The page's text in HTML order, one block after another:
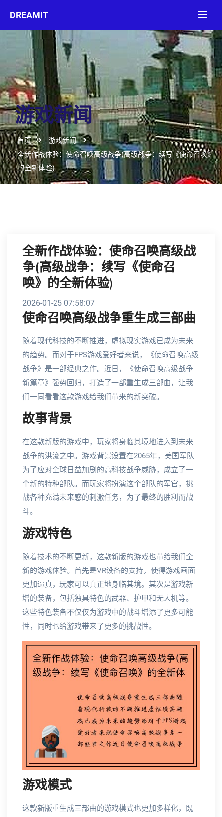
游戏新闻
首页
游戏新闻
全新作战体验：使命召唤高级战争(高级战争：续写《使命召唤》
的全新体验)
全新作战体验：使命召唤高级战
争(高级战争：续写《使命召
唤》的全新体验)
2026-01-25 07:58:07
使命召唤高级战争重生成三部曲
随着现代科技的不断推进，虚拟现实游戏已成为未来
的趋势。而对于FPS游戏爱好者来说，《使命召唤高级
战争》是一部经典之作。近日，《使命召唤高级战争
新篇章》强势回归，打造了一部重生成三部曲，让我
们一同看看这款游戏给我们带来的新突破。
故事背景
在这款新版的游戏中，玩家将身临其境地进入到未来
战争的洪流之中。游戏背景设置在2065年，美国军队
为了应对全球日益加剧的高科技战争威胁，成立了一
个新的特种部队。而玩家将扮演这个部队的军官，挑
战各种充满未来感的刺激任务，为了最终的胜利而战
斗。
游戏特色
随着技术的不断更新，这款新版的游戏也带给我们全
新的游戏体验。首先是VR设备的支持，使得游戏画面
更加逼真，玩家可以真正地身临其境。其次是游戏新
增的装备，包括独具特色的武器、护甲和无人机等。
这些特色装备不仅仅为游戏中的战斗增添了更多可能
性，同时也给游戏带来了更多的挑战性。
游戏模式
这款新版重生成三部曲的游戏模式也更加多样化，既